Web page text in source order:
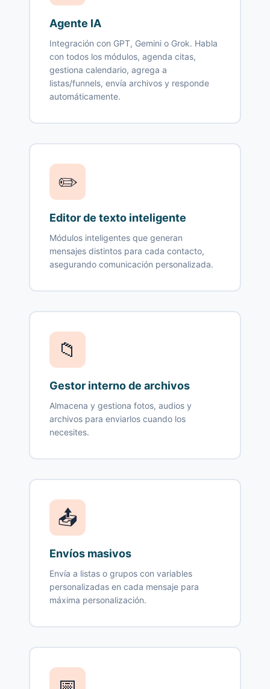
Agente IA
Integración con GPT, Gemini o Grok. Habla
con todos los módulos, agenda citas,
gestiona calendario, agrega a
listas/funnels, envía archivos y responde
automáticamente.
✏️
Editor de texto inteligente
Módulos inteligentes que generan
mensajes distintos para cada contacto,
asegurando comunicación personalizada.
📁
Gestor interno de archivos
Almacena y gestiona fotos, audios y
archivos para enviarlos cuando los
necesites.
📤
Envíos masivos
Envía a listas o grupos con variables
personalizadas en cada mensaje para
máxima personalización.